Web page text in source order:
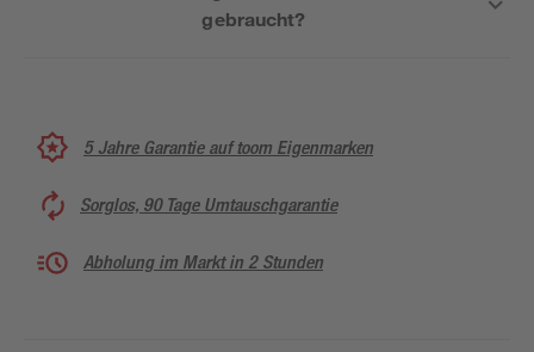
gebraucht?
5 Jahre Garantie auf toom Eigenmarken
Sorglos, 90 Tage Umtauschgarantie
Abholung im Markt in 2 Stunden